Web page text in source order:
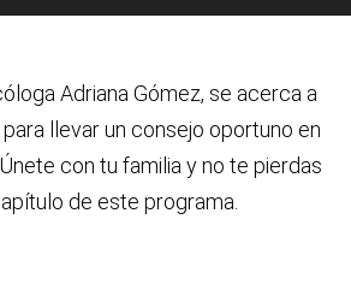
ó loga Adriana Gómez, se acerca a
llevar un consejo oportuno en
con tu familia y no te pierdas
ítulo de este programa.